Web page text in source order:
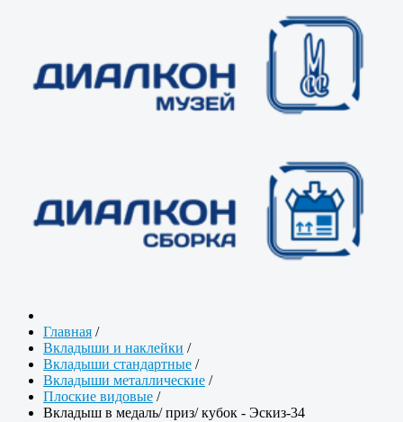
Главная /
Вкладыши и наклейки /
Вкладыши стандартные /
Вкладыши металлические /
Плоские видовые /
Вкладыш в медаль/ приз/ кубок - Эскиз-34